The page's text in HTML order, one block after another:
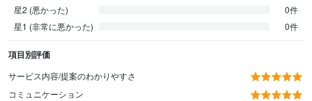
星2 (悪かった)
0件
星1 (非常に悪かった)
0件
項目別評価
サービス内容/提案のわかりやすさ
コミュニケーション